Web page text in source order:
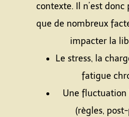
contexte. Il n’est
que de nombreux
impacter la
Le stress, la
fatigue
Une fluctuation
(règles,